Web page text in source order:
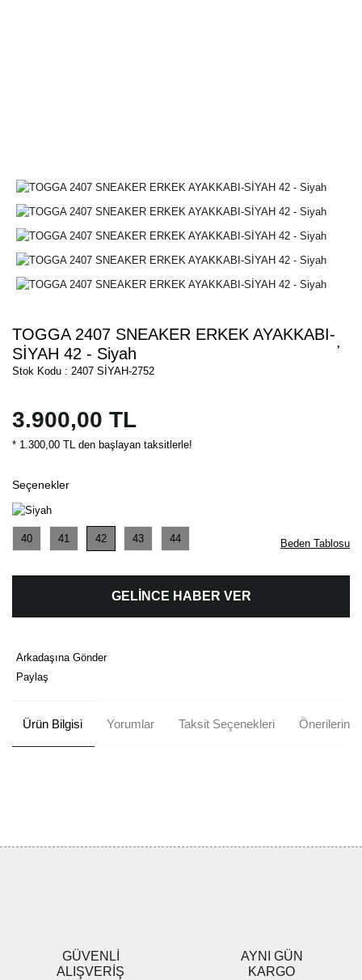
TOGGA 2407 SNEAKER ERKEK AYAKKABI-
SİYAH 42 - Siyah
Stok Kodu : 2407 SİYAH-2752
3.900,00 TL
* 1.300,00 TL den başlayan taksitlerle!
Seçenekler
40 41 42 43 44 Beden Tablosu
GELİNCE HABER VER
Arkadaşına Gönder
Paylaş
Ürün Bilgisi Yorumlar Taksit Seçenekleri Önerileriniz
Ürün fiyatı diğer sitelerden daha pahalı.
Bu ürüne benzer farklı alternatifler olmalı.
GÜVENLİ
ALIŞVERİŞ
AYNI GÜN
KARGO